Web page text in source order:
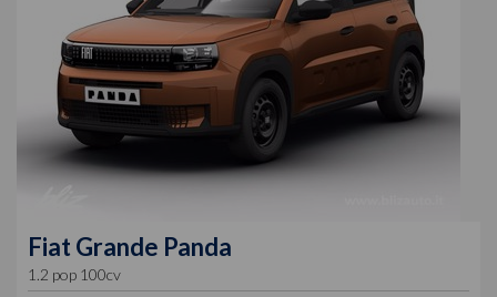
Fiat Grande Panda
1.2 pop 100cv